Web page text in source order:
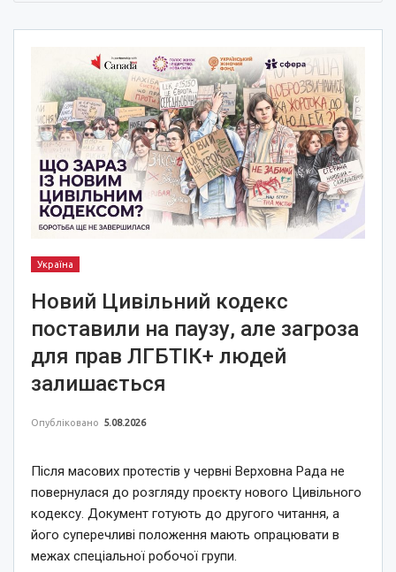
Україна
Новий Цивільний кодекс
поставили на паузу, але загроза
для прав ЛГБТІК+ людей
залишається
Опубліковано 5.08.2026
Після масових протестів у червні Верховна Рада не
повернулася до розгляду проєкту нового Цивільного
кодексу. Документ готують до другого читання, а
його суперечливі положення мають опрацювати в
межах спеціальної робочої групи.